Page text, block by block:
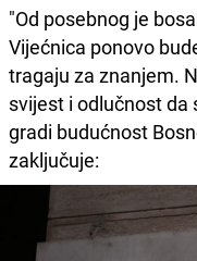
"Od posebnog je
Vijećnica ponovo
tragaju za znanjem.
svijest i odlučnost da
gradi budućnost
zaključuje: